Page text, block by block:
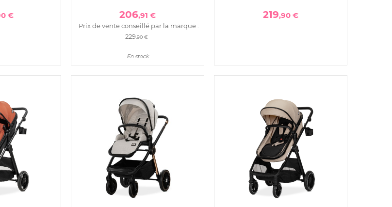
€ 206,91 €
Prix de vente conseillé par la marque :
229,90 €
En stock
219,90 €